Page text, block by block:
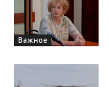
Важное